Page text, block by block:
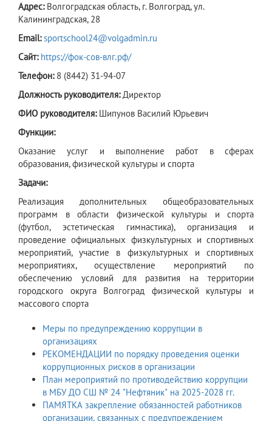
Адрес: Волгоградская область, г. Волгоград, ул.
Калининградская, 28
Email:sportschool24@volgadmin.ru
Сайт: https://фок-сов-влг.рф/
Телефон: 8 (8442) 31-94-07
Должность руководителя:Директор
ФИО руководителя: Шипунов Василий Юрьевич
Функции:
​Оказание услуг и выполнение работ в сферах
образования, физической культуры и спорта
Задачи:
​Реализация дополнительных общеобразовательных
программ в области физической культуры и спорта
(футбол, эстетическая гимнастика), организация и
проведение официальных физкультурных и спортивных
мероприятий, участие в физкультурных и спортивных
мероприятиях, осуществление мероприятий по
обеспечению условий для развития на территории
городского округа Волгоград физической культуры и
массового спорта
Меры по предупреждению коррупции в
организациях
РЕКОМЕНДАЦИИ по порядку проведения оценки
коррупционных рисков в организации
План мероприятий по противодействию коррупции
в МБУ ДО СШ № 24 "Нефтяник" на 2025-2028 гг.
ПАМЯТКА закрепление обязанностей работников
организации, связанных с предупреждением